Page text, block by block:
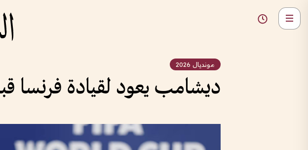
مونديال 2026
ديشامب يعود لقيادة فرنسا قبل